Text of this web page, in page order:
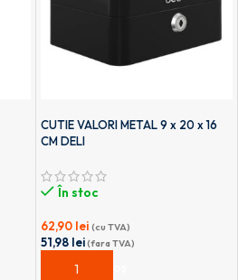
CUTIE VALORI METAL 9 x 20 x 16
CM DELI
În stoc
62,90 lei (cu TVA)
51,98 lei(fara TVA)
ADAUGĂ ÎN COȘ